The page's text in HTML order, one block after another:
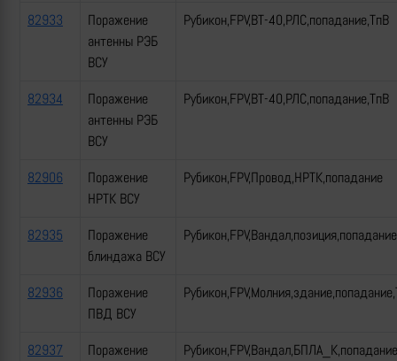
82933
Поражение
антенны РЭБ
ВСУ
Рубикон,FPV,ВТ-40,РЛС,попадание,ТпВ
82934
Поражение
антенны РЭБ
ВСУ
Рубикон,FPV,ВТ-40,РЛС,попадание,ТпВ
82906
Поражение
НРТК ВСУ
Рубикон,FPV,Провод,НРТК,попадание
82935
Поражение
блиндажа ВСУ
Рубикон,FPV,Вандал,позиция,попадание
82936
Поражение
ПВД ВСУ
82937
Поражение
Рубикон,FPV,Вандал,БПЛА_К,попадание